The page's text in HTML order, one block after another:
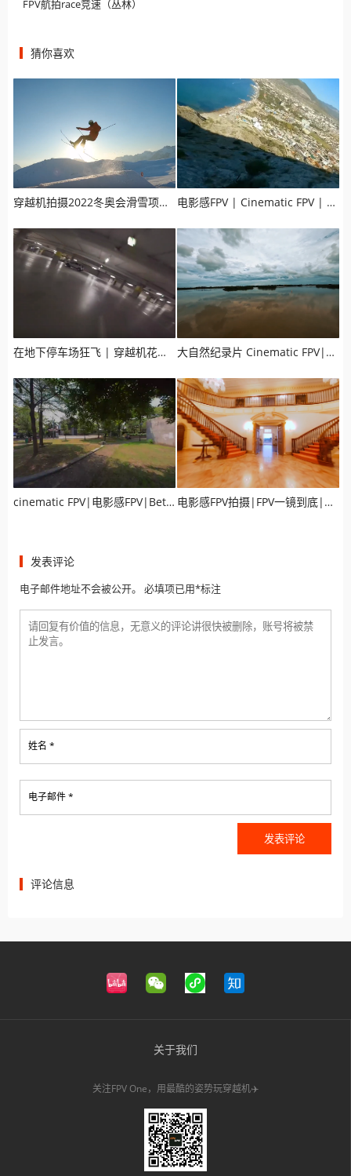
FPV航拍race竞速（丛林）
猜你喜欢
穿越机拍摄2022冬奥会滑雪项目宣传片，效果震撼人心 电影感FPV | Cinematic FPV | FPV拍摄山峰
在地下停车场狂飞 | 穿越机花飞视频 | FPV Freestyle 大自然纪录片 Cinematic FPV|电影感FPV|穿越机拍摄
cinematic FPV|电影感FPV|BetaFPV Pavo30穿越机测试 电影感FPV拍摄|FPV一镜到底|皇家城堡
发表评论
电子邮件地址不会被公开。 必填项已用*标注
姓名 *
电子邮件 *
评论信息
关于我们
关注FPV One，用最酷的姿势玩穿越机✈️